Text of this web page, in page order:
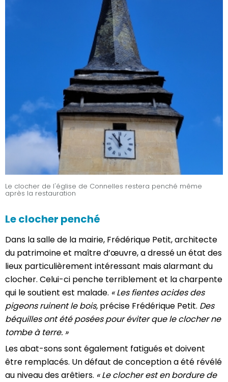
Le clocher de l'église de Connelles restera penché même
après la restauration
Le clocher penché
Dans la salle de la mairie, Frédérique Petit, architecte
du patrimoine et maître d’œuvre, a dressé un état des
lieux particulièrement intéressant mais alarmant du
clocher. Celui-ci penche terriblement et la charpente
qui le soutient est malade. « Les fientes acides des
pigeons ruinent le bois, précise Frédérique Petit. Des
béquilles ont été posées pour éviter que le clocher ne
tombe à terre. »
Les abat-sons sont également fatigués et doivent
être remplacés. Un défaut de conception a été révélé
au niveau des arêtiers. « Le clocher est en bordure de